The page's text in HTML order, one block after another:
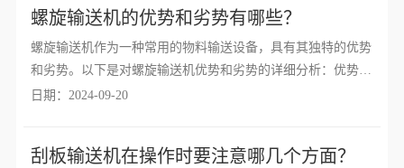
螺旋输送机的优势和劣势有哪些？
螺旋输送机作为一种常用的物料输送设备，具有其独特的优势
和劣势。以下是对螺旋输送机优势和劣势的详细分析：优势：
结构简单、成本较低：螺旋输送机由进料口、出料口、轴承、
日期：2024-09-20
刮板输送机在操作时要注意哪几个方面？